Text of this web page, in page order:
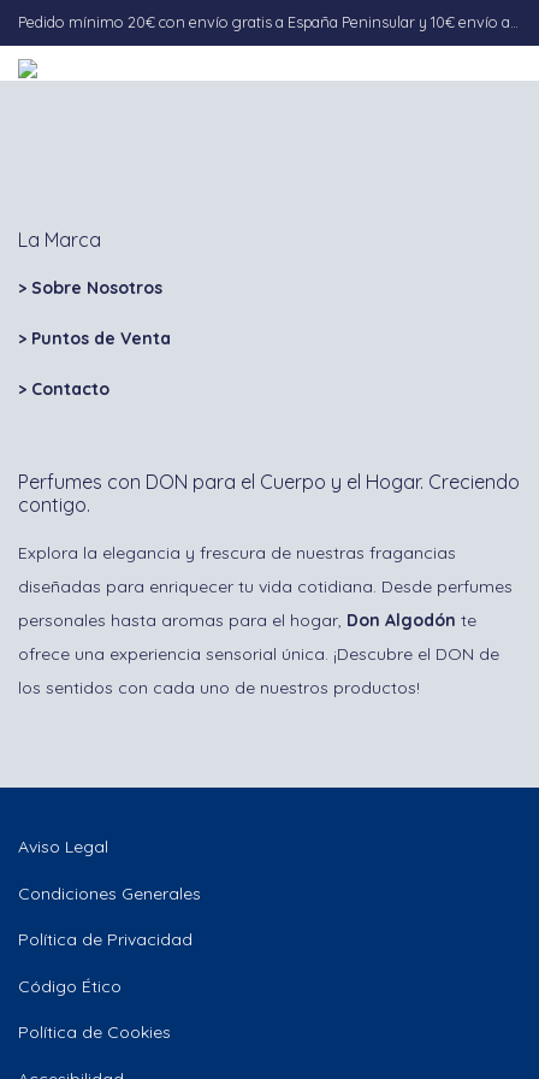
La Marca
> Sobre Nosotros
> Puntos de Venta
> Contacto
Perfumes con DON para el Cuerpo y el Hogar. Creciendo
contigo.
Explora la elegancia y frescura de nuestras fragancias
diseñadas para enriquecer tu vida cotidiana. Desde perfumes
personales hasta aromas para el hogar, Don Algodón te
ofrece una experiencia sensorial única. ¡Descubre el DON de
los sentidos con cada uno de nuestros productos!
Aviso Legal
Condiciones Generales
Política de Privacidad
Código Ético
Política de Cookies